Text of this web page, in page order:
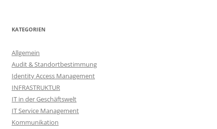
KATEGORIEN
Allgemein
Audit & Standortbestimmung
Identity Access Management
INFRASTRUKTUR
IT in der Geschäftswelt
IT Service Management
Kommunikation